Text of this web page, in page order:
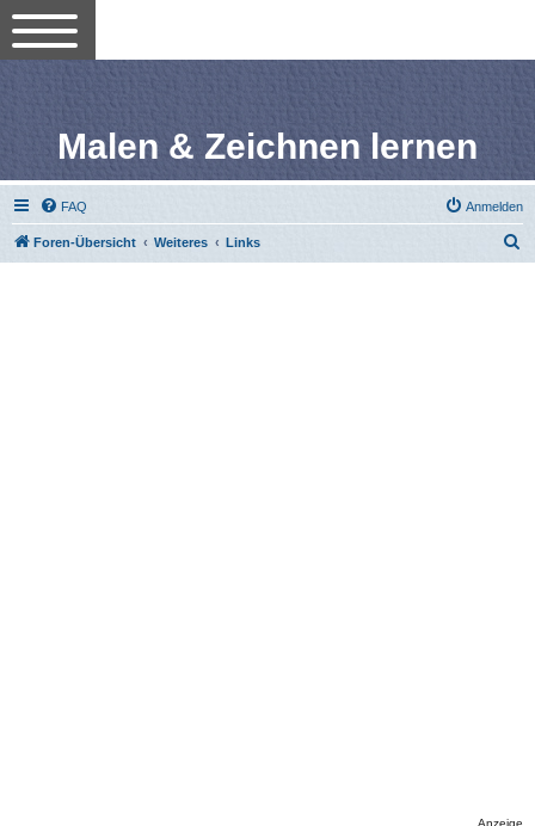
Malen & Zeichnen lernen
FAQ Anmelden
Foren-Übersicht Weiteres Links
Anzeige